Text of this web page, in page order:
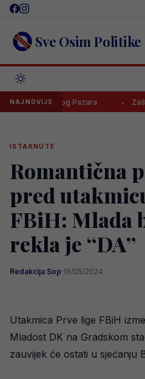
Skip
content Sve Osim Politike
NAJNOVIJE
Novog Pazara Zašto su
ISTAKNUTE
Romantična
pred
FBiH: Mlada
rekla je “DA”
Redakcija Sop·19/05/2024
Utakmica Prve lige FBiH
Mladost DK na Gradskom
zauvijek će ostati u sjećanju